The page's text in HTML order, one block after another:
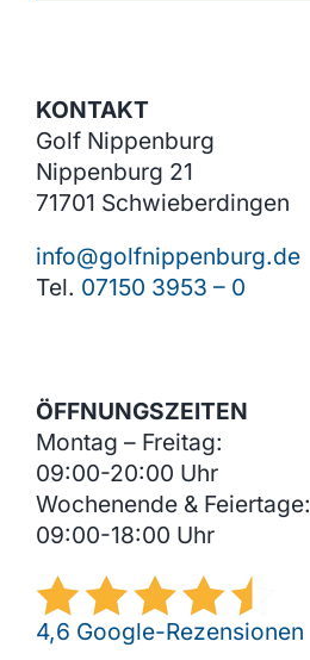
KONTAKT
Golf Nippenburg
Nippenburg 21
71701 Schwieberdingen
info@golfnippenburg.de
Tel. 07150 3953 – 0
ÖFFNUNGSZEITEN
Montag – Freitag:
09:00-20:00 Uhr
Wochenende & Feiertage:
09:00-18:00 Uhr
4,6 Google-Rezensionen